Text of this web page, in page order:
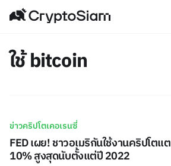
ใช้ bitcoin
ข่าวคริปโตเคอเรนซี่
FED เผย! ชาวอเมริกันใช้งานคริปโตแ
10% สูงสุดนับตั้งแต่ปี 2022